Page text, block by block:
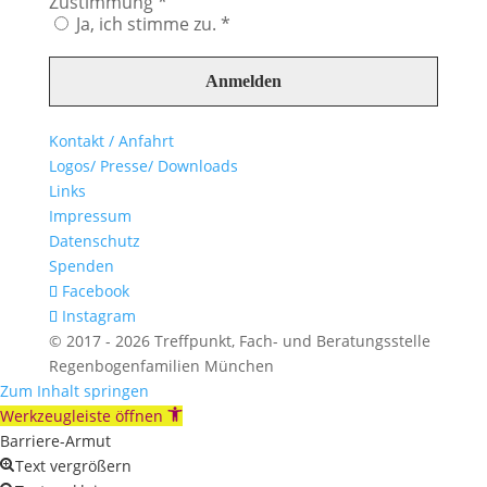
Ja, ich stimme zu. *
Kontakt / Anfahrt
Logos/ Presse/ Downloads
Links
Impressum
Datenschutz
Spenden
Facebook
Instagram
© 2017 - 2026 Treffpunkt, Fach- und Beratungsstelle
Regenbogenfamilien München
Zum Inhalt springen
Werkzeugleiste öffnen
Barriere-Armut
Text vergrößern